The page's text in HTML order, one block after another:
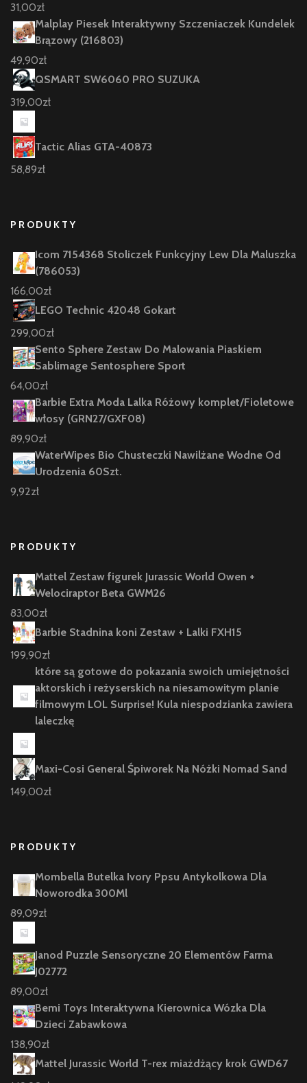
31,00zł
Malplay Piesek Interaktywny Szczeniaczek Kundelek
Brązowy (216803)
49,90zł
QSMART SW6060 PRO SUZUKA
319,00zł
Tactic Alias GTA-40873
58,89zł
PRODUKTY
Icom 7154368 Stoliczek Funkcyjny Lew Dla Maluszka
(786053)
166,00zł
LEGO Technic 42048 Gokart
299,00zł
Sento Sphere Zestaw Do Malowania Piaskiem
Sablimage Sentosphere Sport
64,00zł
Barbie Extra Moda Lalka Różowy komplet/Fioletowe
włosy (GRN27/GXF08)
89,90zł
WaterWipes Bio Chusteczki Nawilżane Wodne Od
Urodzenia 60Szt.
9,92zł
PRODUKTY
Mattel Zestaw figurek Jurassic World Owen +
Welociraptor Beta GWM26
83,00zł
Barbie Stadnina koni Zestaw + Lalki FXH15
199,90zł
które są gotowe do pokazania swoich umiejętności
aktorskich i reżyserskich na niesamowitym planie
filmowym LOL Surprise! Kula niespodzianka zawiera
laleczkę
Maxi-Cosi General Śpiworek Na Nóżki Nomad Sand
149,00zł
PRODUKTY
Mombella Butelka Ivory Ppsu Antykolkowa Dla
Noworodka 300Ml
89,09zł
Janod Puzzle Sensoryczne 20 Elementów Farma
J02772
89,00zł
Bemi Toys Interaktywna Kierownica Wózka Dla
Dzieci Zabawkowa
138,90zł
Mattel Jurassic World T-rex miażdżący krok GWD67